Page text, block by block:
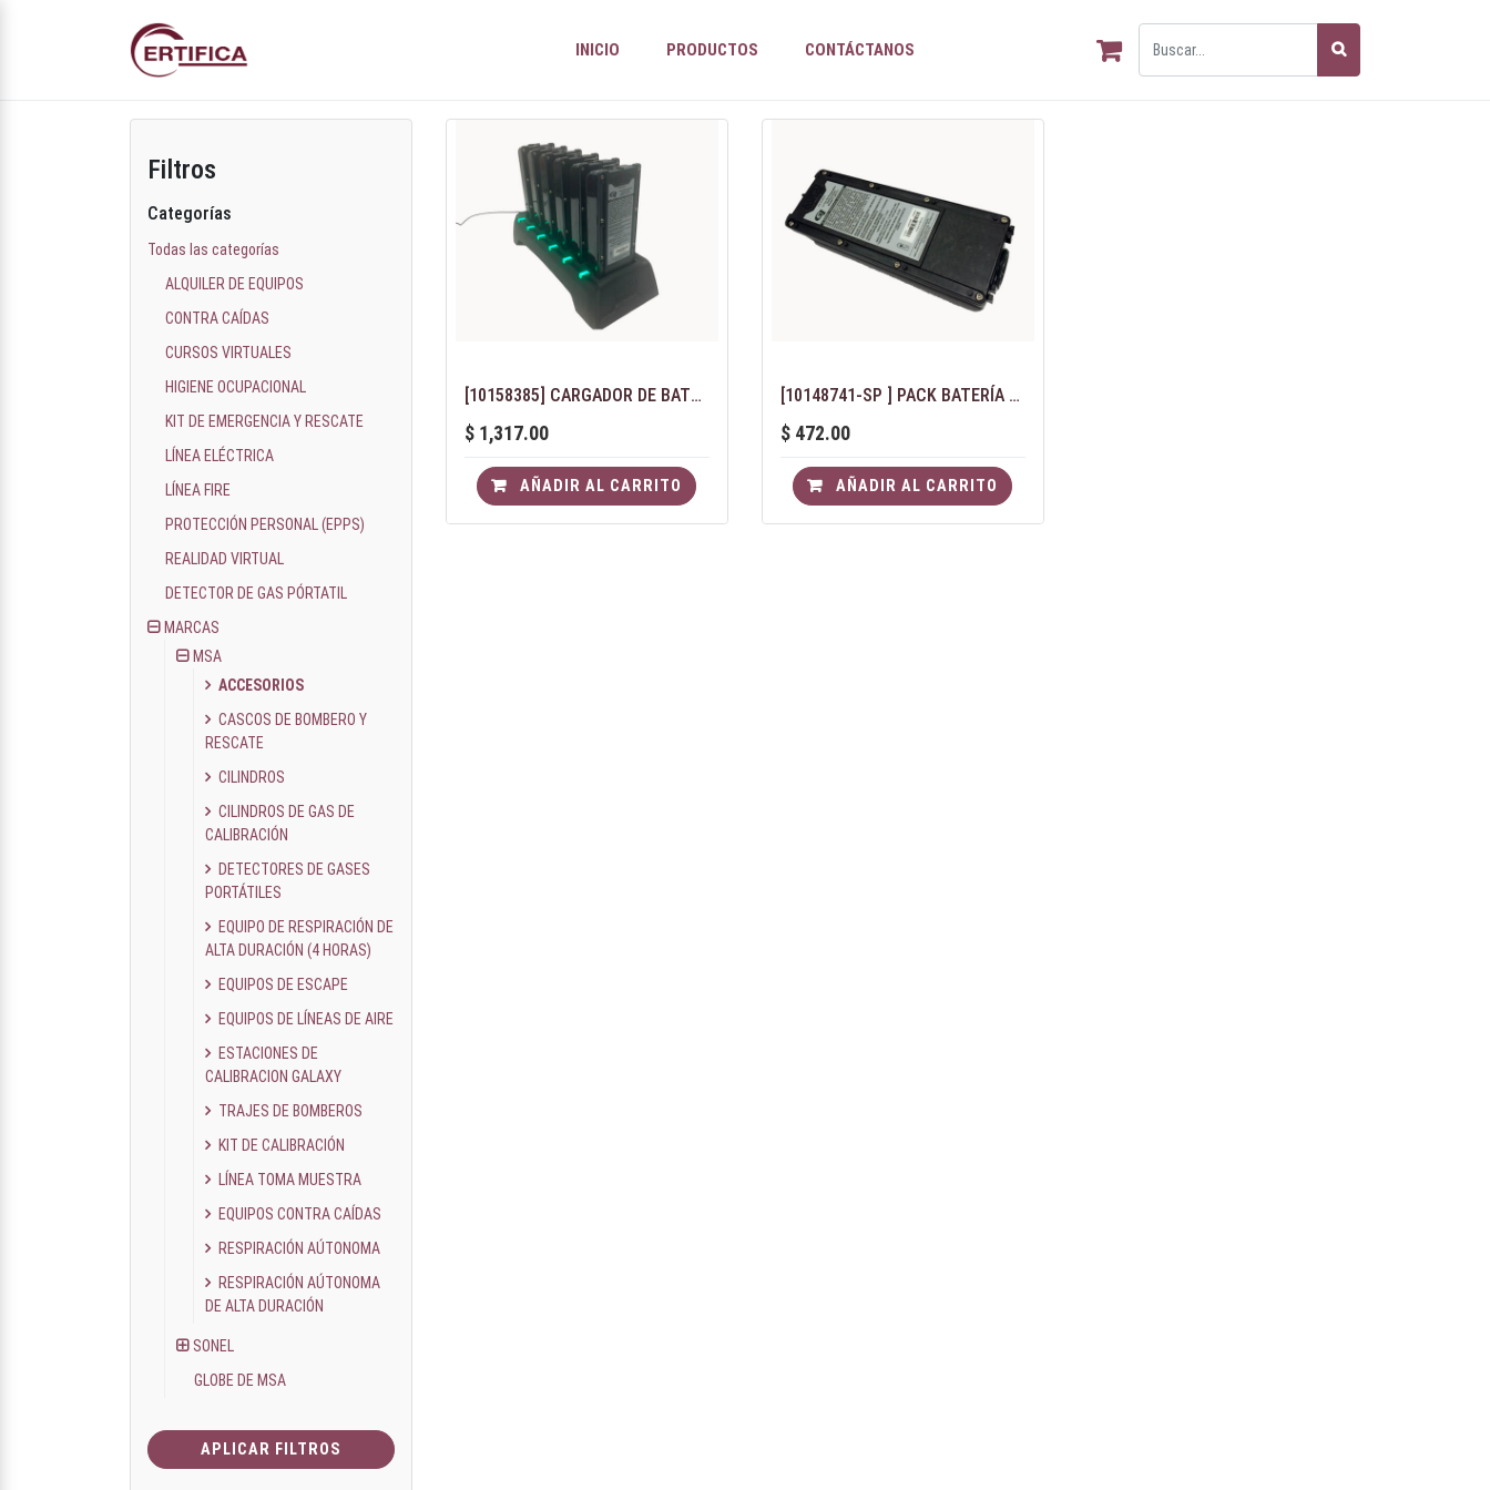
INICIO PRODUCTOS CONTÁCTANOS
Filtros
Categorías
Todas las categorías
ALQUILER DE EQUIPOS
CONTRA CAÍDAS
CURSOS VIRTUALES
HIGIENE OCUPACIONAL
KIT DE EMERGENCIA Y RESCATE
LÍNEA ELÉCTRICA
LÍNEA FIRE
PROTECCIÓN PERSONAL (EPPS)
REALIDAD VIRTUAL
DETECTOR DE GAS PÓRTATIL
MARCAS
MSA
ACCESORIOS
CASCOS DE BOMBERO Y
RESCATE
CILINDROS
CILINDROS DE GAS DE
CALIBRACIÓN
DETECTORES DE GASES
PORTÁTILES
EQUIPO DE RESPIRACIÓN DE
ALTA DURACIÓN (4 HORAS)
EQUIPOS DE ESCAPE
EQUIPOS DE LÍNEAS DE AIRE
ESTACIONES DE
CALIBRACION GALAXY
TRAJES DE BOMBEROS
KIT DE CALIBRACIÓN
LÍNEA TOMA MUESTRA
EQUIPOS CONTRA CAÍDAS
RESPIRACIÓN AÚTONOMA
RESPIRACIÓN AÚTONOMA
DE ALTA DURACIÓN
SONEL
GLOBE DE MSA
APLICAR FILTROS
[10158385] CARGADOR DE BATERÍAS PARA EQUIPOS G1 NFPA
$ 1,317.00
AÑADIR AL CARRITO
[10148741-SP ] PACK BATERÍA RECARGABLE PARA EQUIPO G1 NFPA
$ 472.00
AÑADIR AL CARRITO